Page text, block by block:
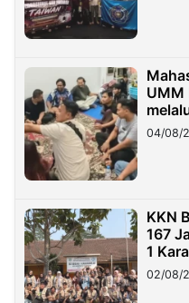
UMM
di
04/08/
KKN
167
1
02/08/